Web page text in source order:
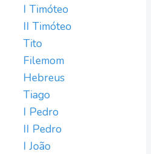
I Timóteo
II Timóteo
Tito
Filemom
Hebreus
Tiago
I Pedro
II Pedro
I João